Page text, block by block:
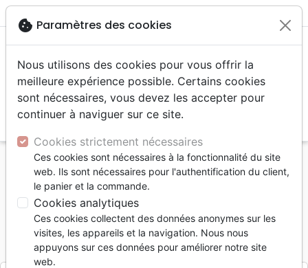
menu
Accueil Divers
Objets cadeaux
Mug "Ô ma force !" Ps 59.17
Mug "Ô ma force !" Ps 59.17
Référence HOJYMU0040 EAN9991040000413
EditeurHojy Concept
cookie Paramètres des cookies
Nous utilisons des cookies pour vous offrir la
meilleure expérience possible. Certains cookies
sont nécessaires, vous devez les accepter pour
continuer à naviguer sur ce site.
Cookies strictement nécessaires
Ces cookies sont nécessaires à la fonctionnalité du site
web. Ils sont nécessaires pour l'authentification du client,
le panier et la commande.
Cookies analytiques
Ces cookies collectent des données anonymes sur les
visites, les appareils et la navigation. Nous nous
appuyons sur ces données pour améliorer notre site
web.